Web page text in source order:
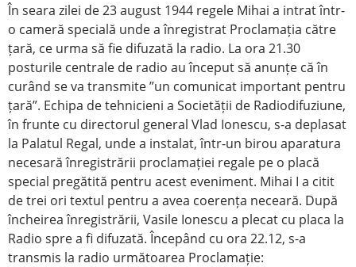
În seara zilei de 23 august 1944 regele Mihai a intrat într-
o cameră specială unde a înregistrat Proclamația către
țară, ce urma să fie difuzată la radio. La ora 21.30
posturile centrale de radio au început să anunțe că în
curând se va transmite ”un comunicat important pentru
țară”. Echipa de tehnicieni a Societății de Radiodifuziune,
în frunte cu directorul general Vlad Ionescu, s-a deplasat
la Palatul Regal, unde a instalat, într-un birou aparatura
necesară înregistrării proclamației regale pe o placă
special pregătită pentru acest eveniment. Mihai I a citit
de trei ori textul pentru a avea coerența neceară. După
încheirea înregistrării, Vasile Ionescu a plecat cu placa la
Radio spre a fi difuzată. Începând cu ora 22.12, s-a
transmis la radio următoarea Proclamație: